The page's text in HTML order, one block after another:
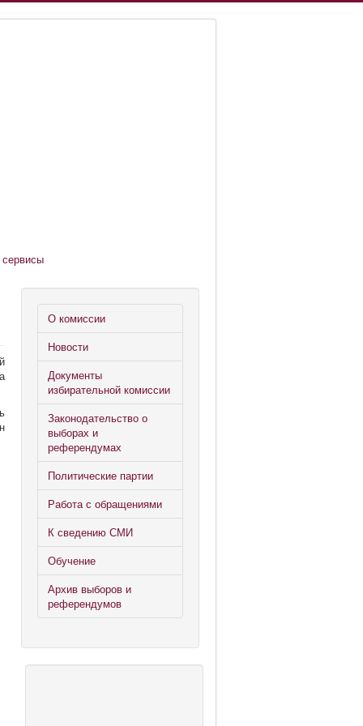
О комиссии
Новости
Документы
избирательной комиссии
Законодательство о
выборах и
референдумах
Политические партии
Работа с обращениями
К сведению СМИ
Обучение
Архив выборов и
референдумов